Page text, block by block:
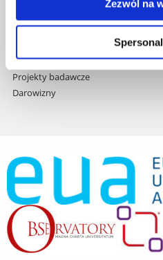
Zezwól na
Dane kontaktowe
Deklaracja dostępności cyfrowej
Rachunek bankowy UR
Projekty badawcze
Darowizny